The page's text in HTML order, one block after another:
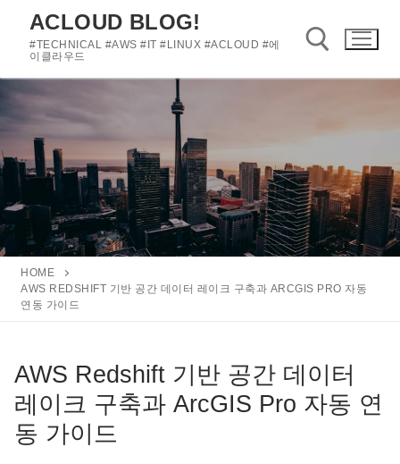
로
로
기
ACLOUD BLOG!
#TECHNICAL #AWS #IT #LINUX #ACLOUD #에
이클라우드
HOME
AWS REDSHIFT 기반 공간 데이터 레이크 구축과 ARCGIS PRO 자동
연동 가이드
AWS Redshift 기반 공간 데이터
레이크 구축과 ArcGIS Pro 자동 연
동 가이드